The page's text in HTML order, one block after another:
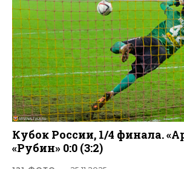
Кубок России, 1/4 финала.
«Рубин» 0:0 (3:2)